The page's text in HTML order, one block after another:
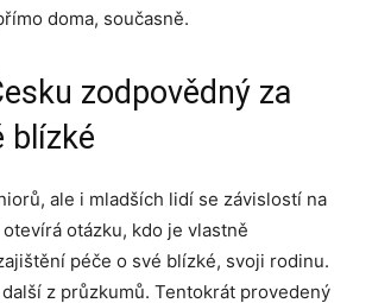
doma, současně.
zodpovědný za
blízké
ale i mladších lidí se závislostí na
otázku, kdo je vlastně
péče o své blízké, svoji rodinu.
z průzkumů. Tentokrát provedený